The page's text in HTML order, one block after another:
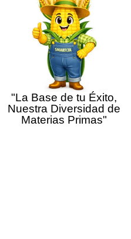
"La Base de tu Éxito,
Nuestra Diversidad de
Materias Primas"